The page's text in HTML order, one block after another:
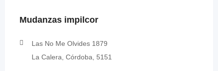
Mudanzas impilcor
Las No Me Olvides 1879
La Calera, Córdoba, 5151